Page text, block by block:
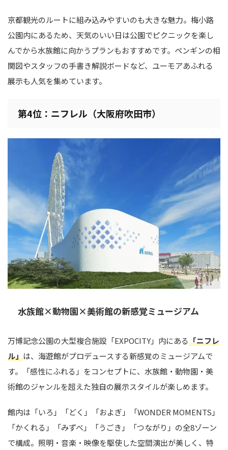
京都観光のルートに組み込みやすいのも大きな魅力。梅小路
公園内にあるため、天気のいい日は公園でピクニックを楽し
んでから水族館に向かうプランもおすすめです。ペンギンの相
関図やスタッフの手書き解説ボードなど、ユーモアあふれる
展示も人気を集めています。
第4位：ニフレル（大阪府吹田市）
水族館×動物園×美術館の新感覚ミュージアム
万博記念公園の大型複合施設「EXPOCITY」内にある「ニフレ
ル」は、海遊館がプロデュースする新感覚のミュージアムで
す。「感性にふれる」をコンセプトに、水族館・動物園・美
術館のジャンルを超えた独自の展示スタイルが楽しめます。
館内は「いろ」「どく」「およぎ」「WONDER MOMENTS」
「かくれる」「みずべ」「うごき」「つながり」の全8ゾーン
で構成。照明・音楽・映像を駆使した空間演出が美しく、特